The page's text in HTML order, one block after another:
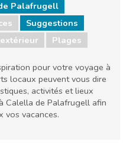
Palafrugell
Suggestions
Plages
pour votre voyage à
locaux peuvent vous dire
activités et lieux
Calella de Palafrugell afin
vos vacances.